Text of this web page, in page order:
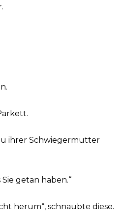
ihrer Schwiegermutter
Sie getan haben.“
herum“, schnaubte diese.